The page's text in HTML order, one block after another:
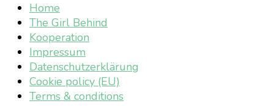
Home
The Girl Behind
Kooperation
Impressum
Datenschutzerklärung
Cookie policy (EU)
Terms & conditions